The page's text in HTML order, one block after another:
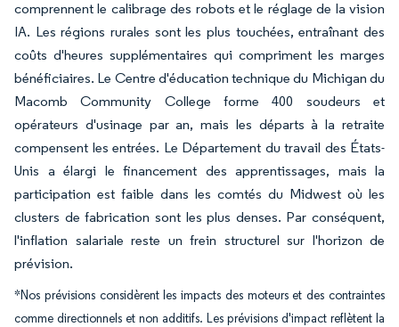
comprennent le calibrage des robots et le réglage de la vision
IA. Les régions rurales sont les plus touchées, entraînant des
coûts d'heures supplémentaires qui compriment les marges
bénéficiaires. Le Centre d'éducation technique du Michigan du
Macomb Community College forme 400 soudeurs et
opérateurs d'usinage par an, mais les départs à la retraite
compensent les entrées. Le Département du travail des États-
Unis a élargi le financement des apprentissages, mais la
participation est faible dans les comtés du Midwest où les
clusters de fabrication sont les plus denses. Par conséquent,
l'inflation salariale reste un frein structurel sur l'horizon de
prévision.
*Nos prévisions considèrent les impacts des moteurs et des contraintes
comme directionnels et non additifs. Les prévisions d'impact reflètent la